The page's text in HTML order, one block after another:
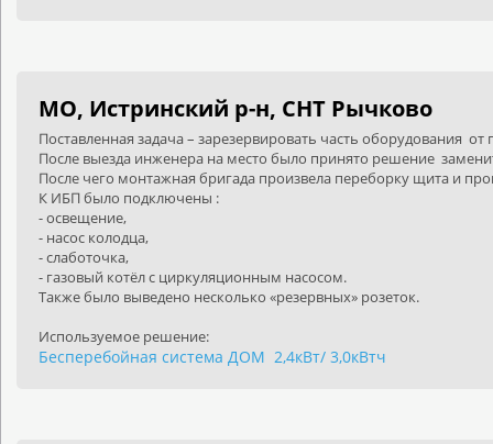
МО, Истринский р-н, СНТ Рычково
Поставленная задача – зарезервировать часть оборудования от
После выезда инженера на место было принято решение
После чего монтажная бригада произвела переборку щита и
К ИБП было подключены :
- освещение,
- насос колодца,
- слаботочка,
- газовый котёл с циркуляционным насосом.
Также было выведено несколько «резервных» розеток.
Используемое решение:
Бесперебойная система ДОМ 2,4кВт/ 3,0кВтч